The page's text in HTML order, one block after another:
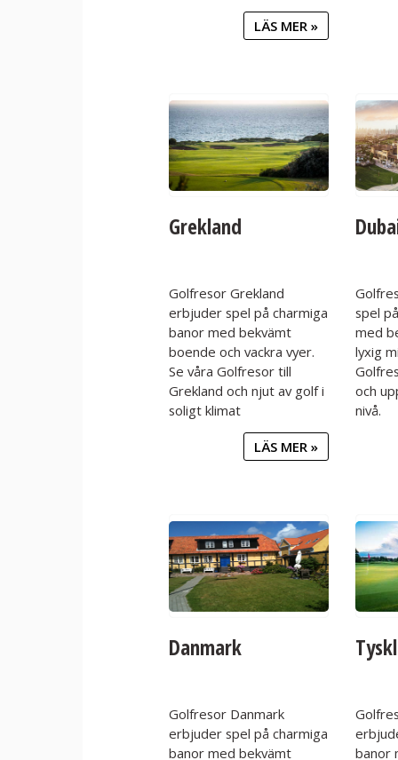
LÄS MER »
Grekland
Golfresor Grekland
erbjuder spel på charmiga
banor med bekvämt
boende och vackra vyer.
Se våra Golfresor till
Grekland och njut av golf i
soligt klimat
LÄS MER »
spel
med
lyxig
och
nivå.
Danmark
Golfresor Danmark
erbjuder spel på charmiga
banor med bekvämt
banor